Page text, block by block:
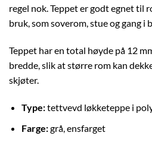
regel nok. Teppet er godt egnet til
bruk, som soverom, stue og gang i
Teppet har en total høyde på 12
bredde, slik at større rom kan
skjøter.
Type:tettvevd løkketeppe i
Farge:grå, ensfarget